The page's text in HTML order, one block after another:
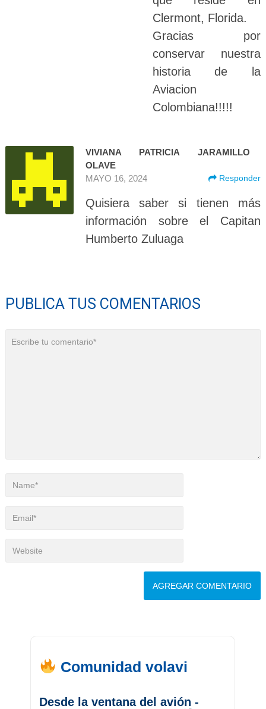
Clermont, Florida.
Gracias por
conservar nuestra
historia de la
Aviacion
Colombiana!!!!!
VIVIANA PATRICIA JARAMILLO
OLAVE
MAYO 16, 2024
Responder
Quisiera saber si tienen más
información sobre el Capitan
Humberto Zuluaga
PUBLICA TUS COMENTARIOS
Comunidad volavi
Desde la ventana del avión -